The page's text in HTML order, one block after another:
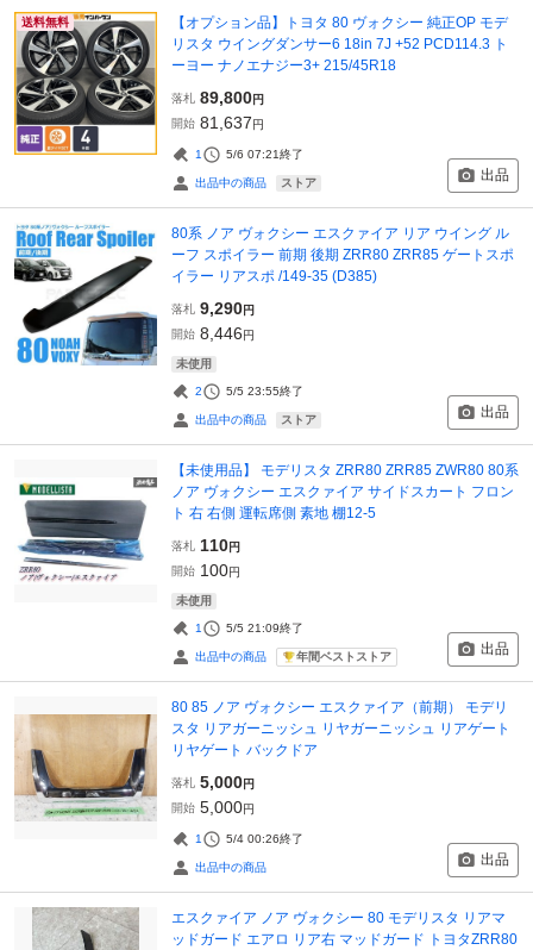
送料無料
【オプション品】トヨタ 80 ヴォクシー 純正OP モデ
リスタ ウイングダンサー6 18in 7J +52 PCD114.3 ト
ーヨー ナノエナジー3+ 215/45R18
落札 89,800円
開始 81,637円
1 5/6 07:21終了
出品中の商品 ストア 出品
80系 ノア ヴォクシー エスクァイア リア ウイング ル
ーフ スポイラー 前期 後期 ZRR80 ZRR85 ゲートスポ
イラー リアスポ /149-35 (D385)
落札 9,290円
開始 8,446円
未使用
2 5/5 23:55終了
出品中の商品 ストア 出品
【未使用品】 モデリスタ ZRR80 ZRR85 ZWR80 80系
ノア ヴォクシー エスクァイア サイドスカート フロン
ト 右 右側 運転席側 素地 棚12-5
落札 110円
開始 100円
未使用
1 5/5 21:09終了
出品中の商品 年間ベストストア 出品
80 85 ノア ヴォクシー エスクァイア（前期） モデリ
スタ リアガーニッシュ リヤガーニッシュ リアゲート
リヤゲート バックドア
落札 5,000円
開始 5,000円
1 5/4 00:26終了
出品中の商品 出品
エスクァイア ノア ヴォクシー 80 モデリスタ リアマ
ッドガード エアロ リア右 マッドガード トヨタZRR80